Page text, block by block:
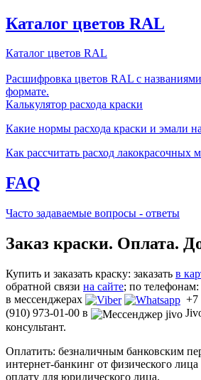
Каталог цветов RAL
Каталог цветов RAL
Расшифровка цветов RAL с
формате.
Калькулятор расхода краски
Какие нормы расхода краски и эмали
Как рассчитать расход лакокрасочных
FAQ
Часто задаваемые вопросы - ответы
Заказ краски. Оплата.
Купить и заказать краску: заказать в
обратной связи на сайте; по
в мессенджерах
+7
(910) 973-01-00 в
консультант.
Оплатить: безналичным банковским
интернет-банкинг от физического
оплату для юридического лица.